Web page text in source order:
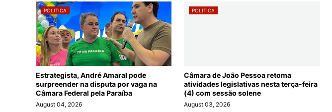
POLITICA
Estrategista, André Amaral pode
surpreender na disputa por vaga na
Câmara Federal pela Paraíba
August 04, 2026
POLITICA
Câmara de João Pessoa retoma
atividades legislativas nesta terça-feira
(4) com sessão solene
August 03, 2026